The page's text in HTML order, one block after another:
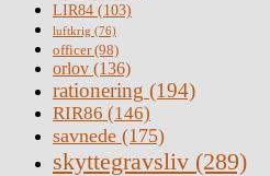
LIR84 (103)
luftkrig (76)
officer(98)
orlov (136)
rationering (194)
RIR86 (146)
savnede (175)
skyttegravsliv (289)